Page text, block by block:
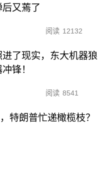
又蔫了
阅读 12132
了现实，东大机器狼
锋！
阅读 8541
特朗普忙递橄榄枝？